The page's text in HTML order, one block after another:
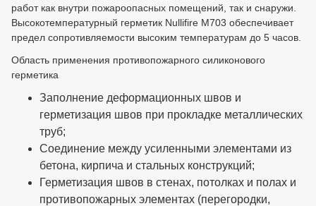
работ как внутри пожароопасных помещений, так и снаружи.
Высокотемпературный герметик Nullifire M703 обеспечивает
предел сопротивляемости высоким температурам до 5 часов.
Область применения противопожарного силиконового
герметика
Заполнение деформационных швов и
герметизация швов при прокладке металлических
труб;
Соединение между усиленными элементами из
бетона, кирпича и стальных конструкций;
Герметизация швов в стенах, потолках и полах и
противопожарных элементах (перегородки,